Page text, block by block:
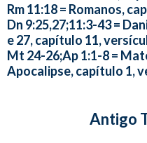
Rm 11:18 = Romanos,
Dn 9:25,27;11:3-43 =
e 27, capítulo 11,
Mt 24-26;Ap 1:1-8 =
Apocalipse, capítulo 1,
Antigo